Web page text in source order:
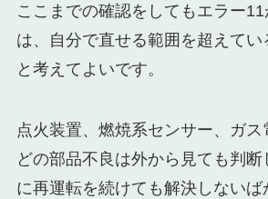
ここまでの確認をしてもエラー
は、自分で直せる範囲を超えてい
と考えてよいです。
点火装置、燃焼系センサー、ガ
どの部品不良は外から見ても判
に再運転を続けても解決しない